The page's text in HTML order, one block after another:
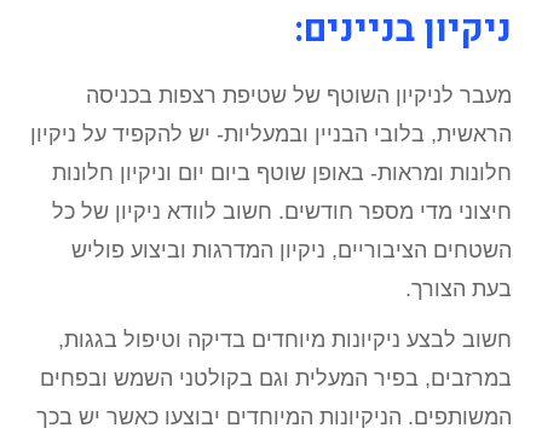
ניקיון בניינים:
מעבר לניקיון השוטף של שטיפת רצפות בכניסה
הראשית, בלובי הבניין ובמעליות- יש להקפיד על ניקיון
חלונות ומראות- באופן שוטף ביום יום וניקיון חלונות
חיצוני מדי מספר חודשים. חשוב לוודא ניקיון של כל
השטחים הציבוריים, ניקיון המדרגות וביצוע פוליש
בעת הצורך.
חשוב לבצע ניקיונות מיוחדים בדיקה וטיפול בגגות,
במרזבים, בפיר המעלית וגם בקולטני השמש ובפחים
המשותפים. הניקיונות המיוחדים יבוצעו כאשר יש בכך